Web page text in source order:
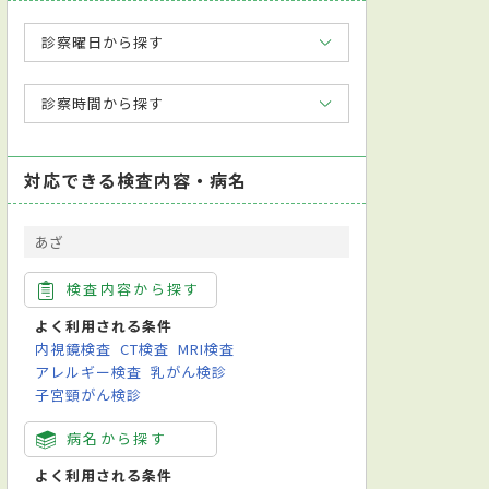
診察曜日から探す
診察時間から探す
対応できる検査内容・病名
あざ
検査内容から探す
よく利用される条件
内視鏡検査 CT検査 MRI検査
アレルギー検査 乳がん検診
子宮頸がん検診
病名から探す
よく利用される条件